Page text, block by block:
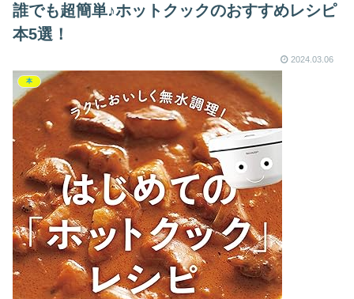
誰でも超簡単♪ホットクックのおすすめレシピ
本5選！
2024.03.06
本